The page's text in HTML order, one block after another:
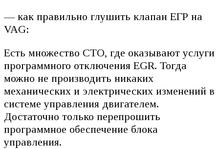
— как правильно глушить клапан ЕГР на
VAG:
Есть множество СТО, где оказывают услуги
программного отключения EGR. Тогда
можно не производить никаких
механических и электрических изменений в
системе управления двигателем.
Достаточно только перепрошить
программное обеспечение блока
управления.